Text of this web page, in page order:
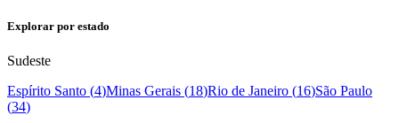
Explorar por estado
Sudeste
Espírito Santo (4)Minas Gerais (18)Rio de Janeiro (16)São Paulo
(34)